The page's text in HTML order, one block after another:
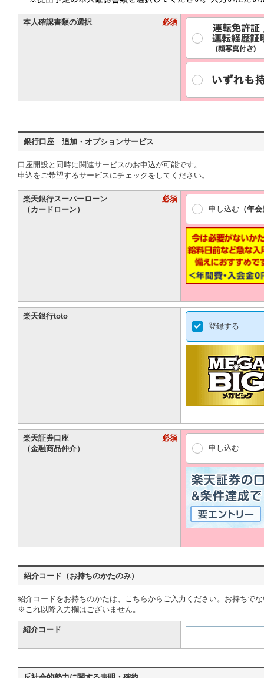
本人確認書類の選択 必須
銀行口座 追加・オプションサービス
口座開設と同時に関連サービスのお申込が可能です。
申込をご希望するサービスにチェックをしてください。
楽天銀行スーパーローン
（カードローン）
必須
申し込む （年
楽天銀行toto
登録する
楽天証券口座
（金融商品仲介）
必須
申し込む
紹介コード（お持ちのかたのみ）
紹介コード